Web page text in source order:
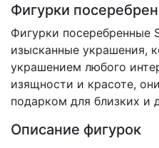
Фигурки
Фигурки посеребренные
изысканные украшения,
украшением любого
изящности и красоте,
подарком для близких и
Описание фигурок